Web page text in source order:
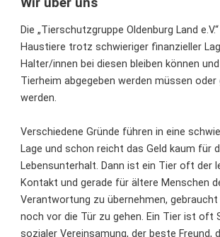
Die „Tierschutzgruppe Oldenburg Land
Haustiere trotz schwieriger finanzieller
Halter/innen bei diesen bleiben können
Tierheim abgegeben werden müssen
werden.
Verschiedene Gründe führen in eine
Lage und schon reicht das Geld kaum für
Lebensunterhalt. Dann ist ein Tier oft der
Kontakt und gerade für ältere Menschen
Verantwortung zu übernehmen, gebraucht
noch vor die Tür zu gehen. Ein Tier ist oft
sozialer Vereinsamung, der beste Freund,